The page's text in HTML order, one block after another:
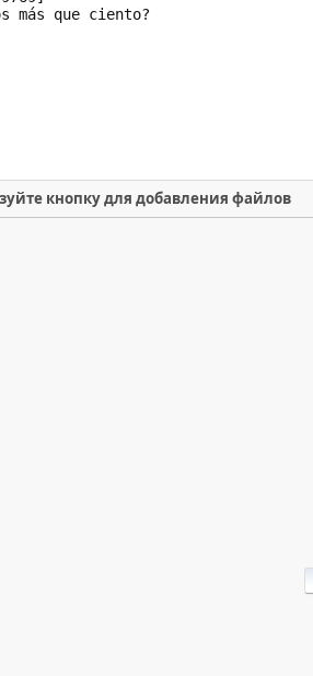
кнопку для добавления файлов